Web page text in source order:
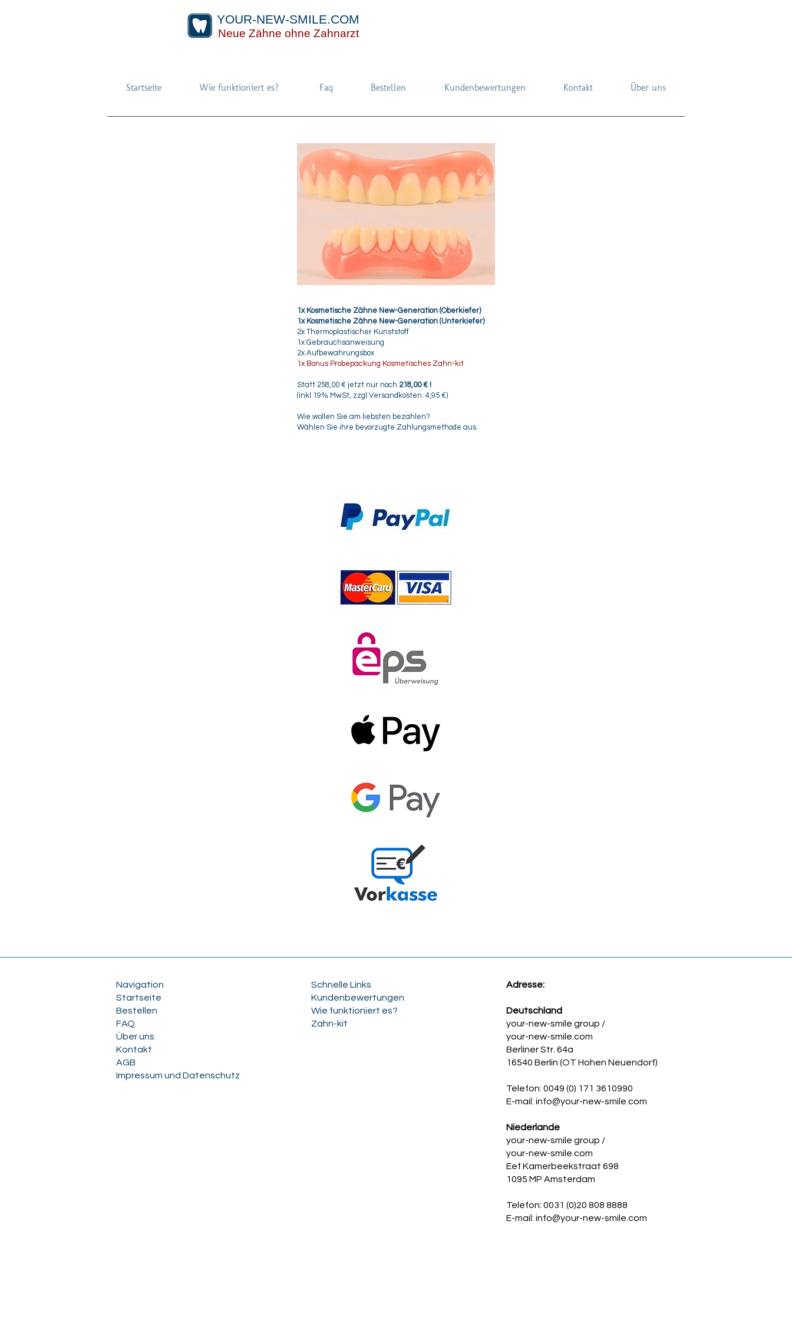
YOUR-NEW-SMILE.COM
Neue Zähne ohne Zahnarzt
Startseite Wie funktioniert es? Faq Bestellen Kundenbewertungen Kontakt Über uns
1x Kosmetische Zähne New-Generation (Oberkiefer)
1x Kosmetische Zähne New-Generation (Unterkiefer)
2x Thermoplastischer Kunststoff
1x Gebrauchsanweisung
2x Aufbewahrungsbox
1x Bonus Probepackung Kosmetisches Zahn-kit
Statt 258,00 € jetzt nur noch 218,00 € !
(inkl 19% MwSt, zzgl Versandkosten: 4,95 €)
Wie wollen Sie am liebsten bezahlen?
Wählen Sie ihre bevorzugte Zahlungsmethode aus.
Navigation
Startseite
Bestellen
FAQ
Über uns
Kontakt
AGB
Impressum und Datenschutz
Schnelle Links
Kundenbewertungen
Wie funktioniert es?
Zahn-kit
Adresse:
Deutschland
your-new-smile group /
your-new-smile .com
Berliner Str. 64a
16540 Berlin (OT Hohen Neuendorf)
Telefon: 0049 (0) 171 3610990
E-mail: info@your-new-smile .com
Niederlande
your-new-smile group /
your-new-smile .com
Eef Kamerbeekstraat 698
1095 MP Amsterdam
Telefon: 0031 (0)20 808 8888
E-mail: info@your-new-smile .com